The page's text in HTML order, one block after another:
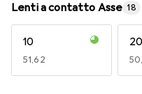
Lenti a contatto Asse 18
10
EUR
51,62
20